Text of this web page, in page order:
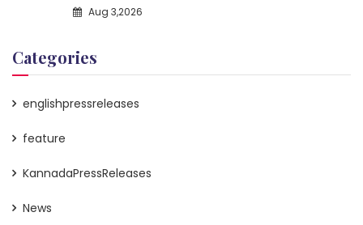
Aug 3,2026
Categories
englishpressreleases
feature
KannadaPressReleases
News